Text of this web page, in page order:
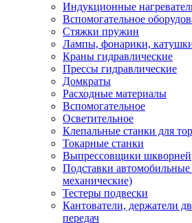
Индукционные
Вспомогательное
Стяжки пружин
Лампы, фонарики,
Краны гидравлические
Прессы гидравлические
Домкраты
Расходные материалы
Вспомогательное
Осветительное
Клепальные станки для
Токарные станки
Выпрессовщики шкворней
Подставки
механические)
Тестеры подвески
Кантователи, держатели
передач